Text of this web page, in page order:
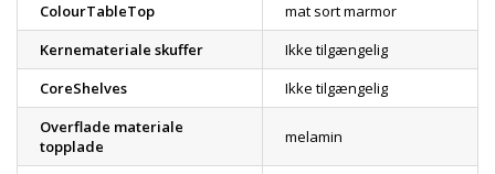
ColourTableTop
mat sort marmor
Kernemateriale skuffer
Ikke tilgængelig
CoreShelves
Ikke tilgængelig
Overflade materiale
topplade
melamin